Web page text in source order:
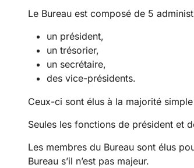
Le Bureau est composé de 5
un président,
un trésorier,
un secrétaire,
des vice-présidents.
Ceux-ci sont élus à la majorité
Seules les fonctions de président et
Les membres du Bureau sont élus
Bureau s’il n’est pas majeur.